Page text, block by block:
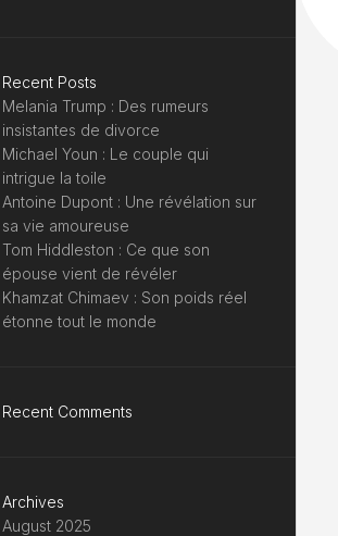
Recent Posts
Melania Trump : Des rumeurs
insistantes de divorce
Michael Youn : Le couple qui
intrigue la toile
Antoine Dupont : Une révélation sur
sa vie amoureuse
Tom Hiddleston : Ce que son
épouse vient de révéler
Khamzat Chimaev : Son poids réel
étonne tout le monde
Recent Comments
Archives
August 2025